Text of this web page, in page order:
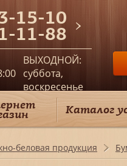
15-10
11-88
ВЫХОДНОЙ:
суббота,
воскресенье
Каталог
беловая продукция